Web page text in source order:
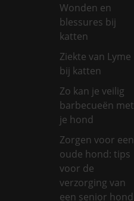
Wonden en
blessures bij
katten
Ziekte van Lyme
bij katten
Zo kan je veilig
barbecueën met
je hond
Zorgen voor een
oude hond: tips
voor de
verzorging van
een senior hond